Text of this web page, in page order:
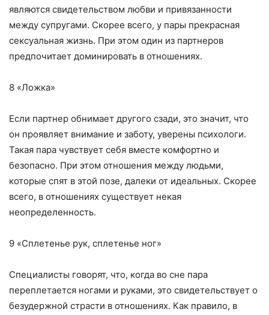
являются свидетельством любви и привязанности
между супругами. Скорее всего, у пары прекрасная
сексуальная жизнь. При этом один из партнеров
предпочитает доминировать в отношениях.
8 «Ложка»
Если партнер обнимает другого сзади, это значит, что
он проявляет внимание и заботу, уверены психологи.
Такая пара чувствует себя вместе комфортно и
безопасно. При этом отношения между людьми,
которые спят в этой позе, далеки от идеальных. Скорее
всего, в отношениях существует некая
неопределенность.
9 «Сплетенье рук, сплетенье ног»
Специалисты говорят, что, когда во сне пара
переплетается ногами и руками, это свидетельствует о
безудержной страсти в отношениях. Как правило, в